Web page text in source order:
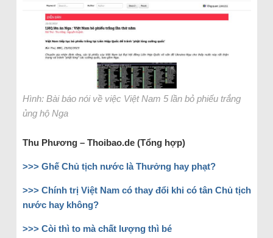
Hình: Bài báo nói về việc Việt Nam 5 lần bỏ phiếu trắng
ủng hộ Nga
Thu Phương – Thoibao.de (Tổng hợp)
>>> Ghế Chủ tịch nước là Thưởng hay phạt?
>>> Chính trị Việt Nam có thay đổi khi có tân Chủ tịch
nước hay không?
>>> Còi thì to mà chất lượng thì bé